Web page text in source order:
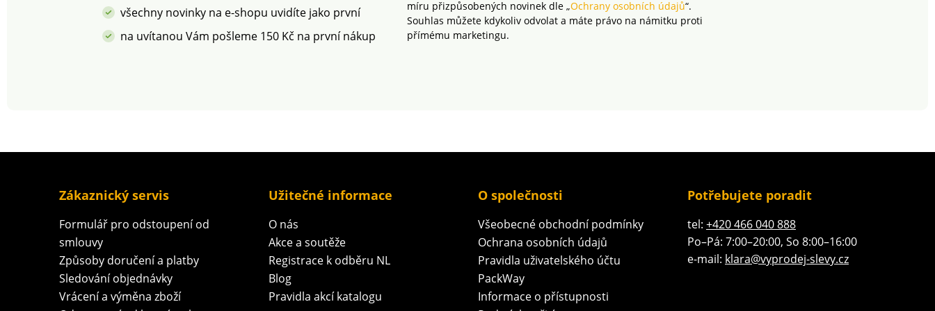
platných norem. Lze prát
v pračce.
všechny novinky na e-shopu uvidíte jako první
na uvítanou Vám pošleme 150 Kč na první nákup
míru přizpůsobených novinek dle „Ochrany osobních údajů“.
Souhlas můžete kdykoliv odvolat a máte právo na námitku proti
přímému marketingu.
Zákaznický servis
Formulář pro odstoupení od
smlouvy
Způsoby doručení a platby
Sledování objednávky
Vrácení a výměna zboží
Užitečné informace
O nás
Akce a soutěže
Registrace k odběru NL
Blog
Pravidla akcí katalogu
O společnosti
Všeobecné obchodní podmínky
Ochrana osobních údajů
Pravidla uživatelského účtu
PackWay
Informace o přístupnosti
Potřebujete poradit
tel: +420 466 040 888
Po–Pá: 7:00–20:00, So 8:00–16:00
e-mail: klara@vyprodej-slevy.cz